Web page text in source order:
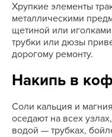
Хрупкие элементы
металлическими
щетиной или
трубки или дюзы
дорогому ремонту.
Накипь в
Соли кальция и
оседают на всех
водой — трубках,